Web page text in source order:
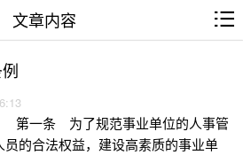
文章内容
为了规范事业单位的人事管
的合法权益，建设高素质的事业单